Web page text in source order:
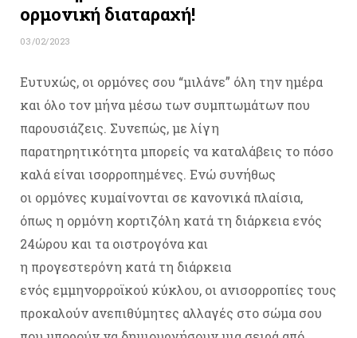
ορμονική διαταραχή!
03/02/2023
Ευτυχώς, οι ορμόνες σου “μιλάνε” όλη την ημέρα
και όλο τον μήνα μέσω των συμπτωμάτων που
παρουσιάζεις. Συνεπώς, με λίγη
παρατηρητικότητα μπορείς να καταλάβεις το πόσο
καλά είναι ισορροπημένες. Ενώ συνήθως
οι ορμόνες κυμαίνονται σε κανονικά πλαίσια,
όπως η ορμόνη κορτιζόλη κατά τη διάρκεια ενός
24ώρου και τα οιστρογόνα και
η προγεστερόνη κατά τη διάρκεια
ενός εμμηνορροϊκού κύκλου, οι ανισορροπίες τους
προκαλούν ανεπιθύμητες αλλαγές στο σώμα σου